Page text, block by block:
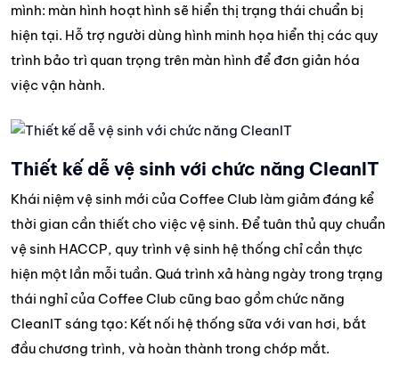
mình: màn hình hoạt hình sẽ hiển thị trạng thái chuẩn bị
hiện tại. Hỗ trợ người dùng hình minh họa hiển thị các quy
trình bảo trì quan trọng trên màn hình để đơn giản hóa
việc vận hành.
Thiết kế dễ vệ sinh với chức năng CleanIT
Khái niệm vệ sinh mới của Coffee Club làm giảm đáng kể
thời gian cần thiết cho việc vệ sinh. Để tuân thủ quy chuẩn
vệ sinh HACCP, quy trình vệ sinh hệ thống chỉ cần thực
hiện một lần mỗi tuần. Quá trình xả hàng ngày trong trạng
thái nghỉ của Coffee Club cũng bao gồm chức năng
CleanIT sáng tạo: Kết nối hệ thống sữa với van hơi, bắt
đầu chương trình, và hoàn thành trong chớp mắt.